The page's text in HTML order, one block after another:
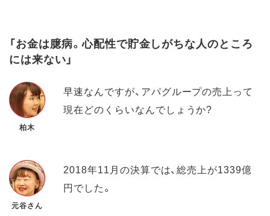
「お金は臆病。心配性で貯金しがちな人のところ
には来ない」
柏木
早速なんですが、アパグループの売上って
現在どのくらいなんでしょうか?
元谷さん
2018年11月の決算では、総売上が1339億
円でした。